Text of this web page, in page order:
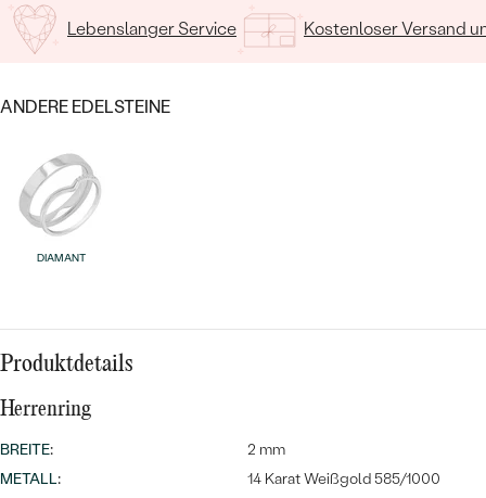
Bestseller
Lebenslanger Service Kostenloser Versand
ANDERE EDELSTEINE
DIAMANT
Produktdetails
Herrenring
BREITE:
2 mm
METALL:
14 Karat Weißgold 585/1000